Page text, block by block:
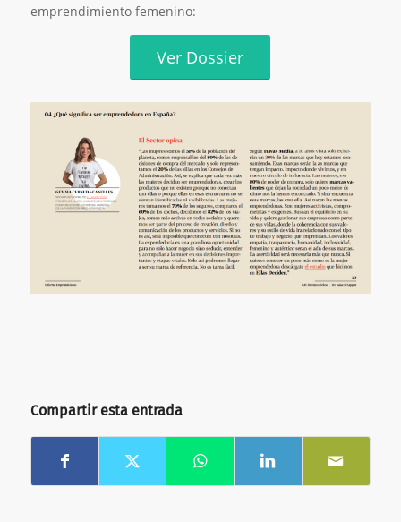
emprendimiento femenino:
Ver Dossier
Compartir esta entrada